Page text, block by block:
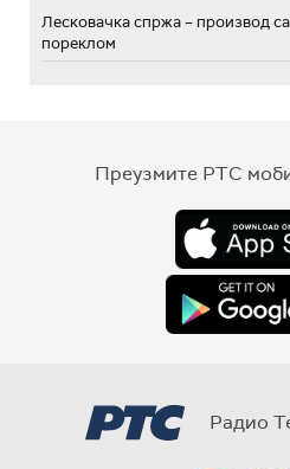
Лесковачка спржа – производ
пореклом
Преузмите РТС
Радио